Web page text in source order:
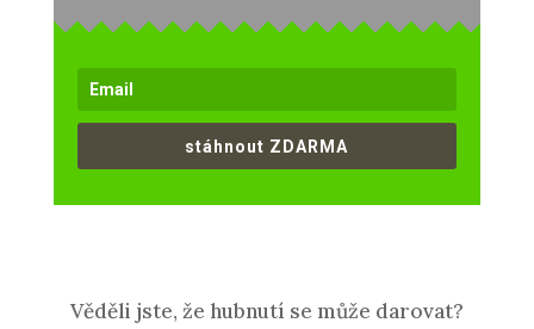
stáhnout ZDARMA
Věděli jste, že hubnutí se může darovat?